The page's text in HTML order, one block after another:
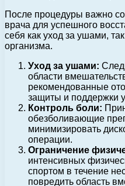
После процедуры важно
врача для успешного
себя как уход за ушами,
организма.
Уход за ушами:
области
рекомендованные
защиты и поддержки
Контроль боли:
обезболивающие
минимизировать
операции.
Ограничение
интенсивных
спортом в течение
повредить область